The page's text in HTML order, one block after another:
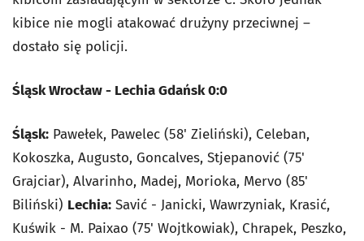
kibice nie mogli atakować drużyny przeciwnej –
dostało się policji.
Śląsk Wrocław - Lechia Gdańsk 0:0
Śląsk: Pawełek, Pawelec (58' Zieliński), Celeban,
Kokoszka, Augusto, Goncalves, Stjepanović (75'
Grajciar), Alvarinho, Madej, Morioka, Mervo (85'
Biliński) Lechia: Savić - Janicki, Wawrzyniak, Krasić,
Kuświk - M. Paixao (75' Wojtkowiak), Chrapek, Peszko,